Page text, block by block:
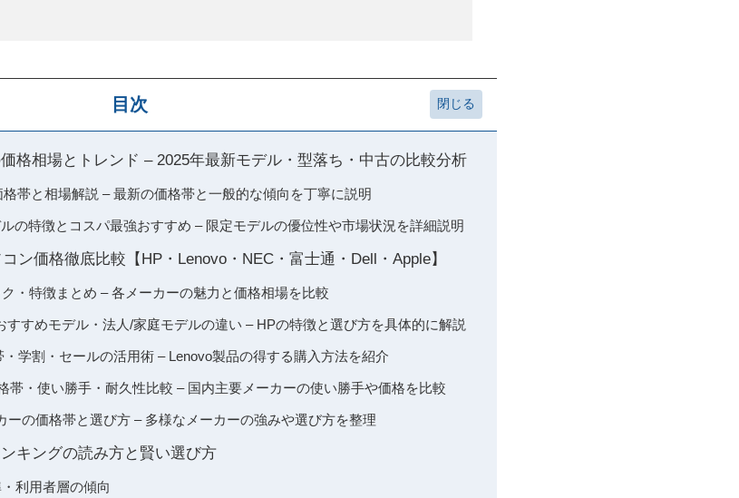
目次
格相場とトレンド – 2025年最新モデル・型落ち・中古の比較分析
帯と相場解説 – 最新の価格帯と一般的な傾向を丁寧に説明
の特徴とコスパ最強おすすめ – 限定モデルの優位性や市場状況を詳細説明
ン価格徹底比較【HP・Lenovo・NEC・富士通・Dell・Apple】
・特徴まとめ – 各メーカーの魅力と価格相場を比較
すすめモデル・法人/家庭モデルの違い – HPの特徴と選び方を具体的に解説
学割・セールの活用術 – Lenovo製品の得する購入方法を紹介
帯・使い勝手・耐久性比較 – 国内主要メーカーの使い勝手や価格を比較
ーの価格帯と選び方 – 多様なメーカーの強みや選び方を整理
キングの読み方と賢い選び方
利用者層の傾向